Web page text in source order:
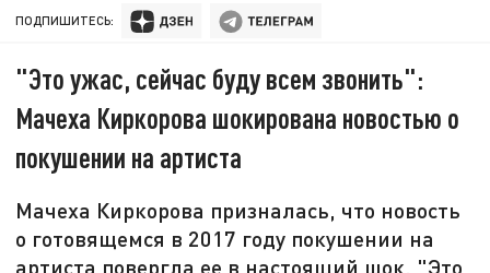
ПОДПИШИТЕСЬ:
"Это ужас, сейчас буду всем звонить":
Мачеха Киркорова шокирована новостью о
покушении на артиста
Мачеха Киркорова призналась, что новость
о готовящемся в 2017 году покушении на
артиста повергла ее в настоящий шок. "Это